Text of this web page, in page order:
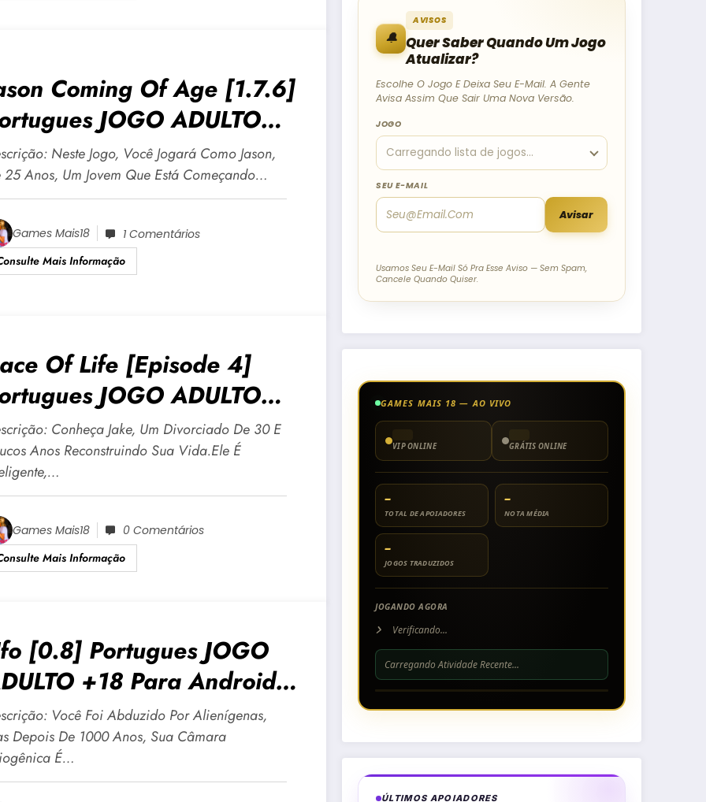
Coming Of Age [1.7.6]
JOGO ADULTO
Para Android E PC
Neste Jogo, Você Jogará Como Jason,
25 Anos, Um Jovem Que Está Começando…
Games Mais18
1 Comentários
Mais Informação
Of Life [Episode 4]
JOGO ADULTO
Para Android E PC
Conheça Jake, Um Divorciado De 30 E
Anos Reconstruindo Sua Vida.Ele É
Games Mais18
0 Comentários
Mais Informação
[0.8] Portugues JOGO
+18 Para Android E
Você Foi Abduzido Por Alienígenas,
Depois De 1000 Anos, Sua Câmara
É…
🔔
AVISOS
Quer Saber Quando Um Jogo
Atualizar?
Escolhe O Jogo E Deixa Seu E-Mail. A Gente
Avisa Assim Que Sair Uma Nova Versão.
JOGO
SEU E-MAIL
Avisar
Usamos Seu E-Mail Só Pra Esse Aviso — Sem Spam,
Cancele Quando Quiser.
GAMES MAIS 18 — AO VIVO
VIP ONLINE GRÁTIS ONLINE
–
TOTAL DE APOIADORES
–
NOTA MÉDIA
–
JOGOS TRADUZIDOS
JOGANDO AGORA
Verificando...
Carregando Atividade Recente...
ÚLTIMOS APOIADORES